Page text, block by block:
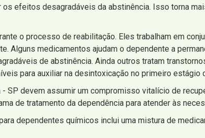
efeitos desagradáveis ​​da abstinência. Isso torna
o processo de reabilitação. Eles trabalham em
Alguns medicamentos ajudam o dependente a
​​de abstinência. Ainda outros tratam
para auxiliar na desintoxicação no primeiro estágio
SP devem assumir um compromisso vitalício de
de tratamento da dependência para atender às
dependentes químicos inclui uma mistura de